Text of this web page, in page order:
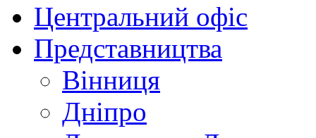
Центральний офіс
Представництва
Вінниця
Дніпро